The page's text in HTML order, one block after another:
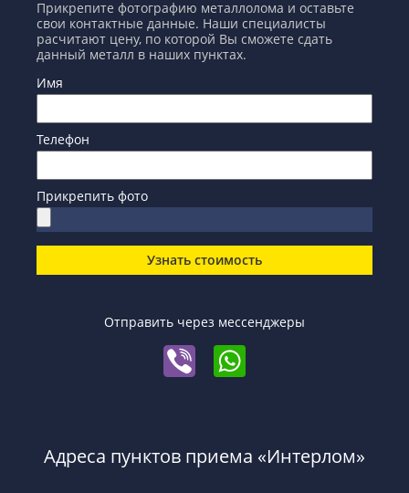
Прикрепите фотографию металлолома и оставьте
свои контактные данные. Наши специалисты
расчитают цену, по которой Вы сможете сдать
данный металл в наших пунктах.
Имя
Телефон
Прикрепить фото
Узнать стоимость
Отправить через мессенджеры
Адреса пунктов приема «Интерлом»